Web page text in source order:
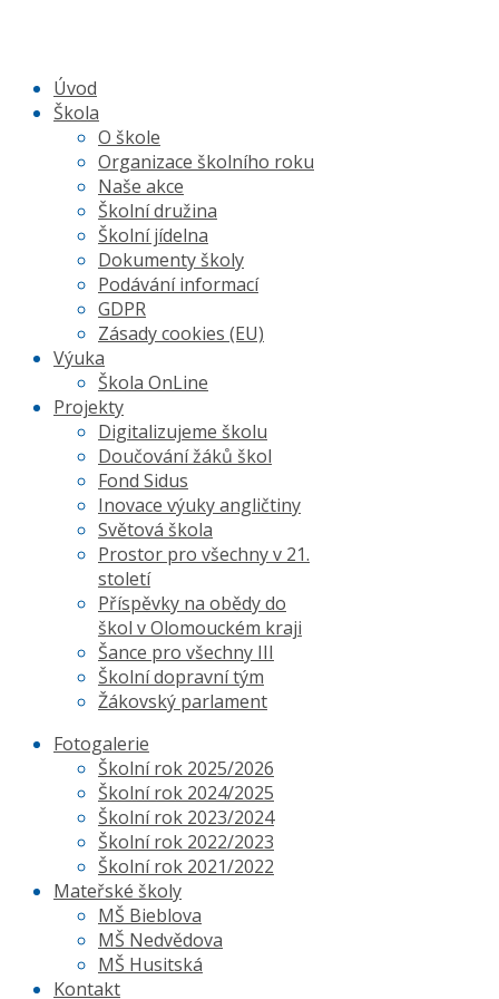
Úvod
Škola
O škole
Organizace školního roku
Naše akce
Školní družina
Školní jídelna
Dokumenty školy
Podávání informací
GDPR
Zásady cookies (EU)
Výuka
Škola OnLine
Projekty
Digitalizujeme školu
Doučování žáků škol
Fond Sidus
Inovace výuky angličtiny
Světová škola
Prostor pro všechny v 21.
století
Příspěvky na obědy do
škol v Olomouckém kraji
Šance pro všechny III
Školní dopravní tým
Žákovský parlament
Fotogalerie
Školní rok 2025/2026
Školní rok 2024/2025
Školní rok 2023/2024
Školní rok 2022/2023
Školní rok 2021/2022
Mateřské školy
MŠ Bieblova
MŠ Nedvědova
MŠ Husitská
Kontakt